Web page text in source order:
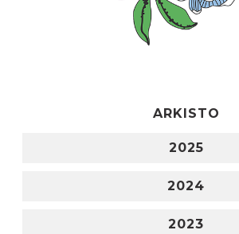
ARKISTO
2025
2024
2023